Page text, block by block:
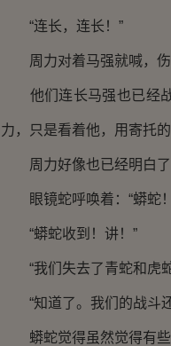
“连长，连长！”
周力对着马强就喊，伤
他们连长马强也已经战
力，只是看着他，用寄托
周力好像也已经明白了
眼镜蛇呼唤着：“蟒蛇
“蟒蛇收到！讲！”
“我们失去了青蛇和虎
“知道了。我们的战斗还
蟒蛇觉得虽然觉得有些